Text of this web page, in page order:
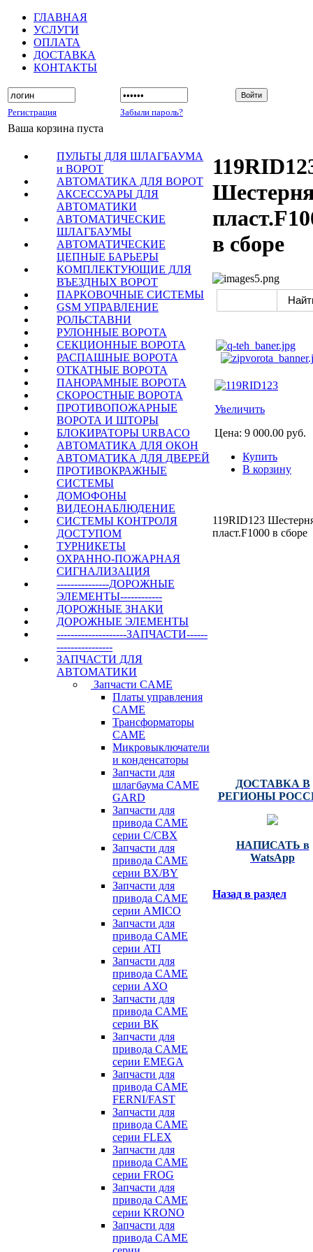
ГЛАВНАЯ
УСЛУГИ
ОПЛАТА
ДОСТАВКА
КОНТАКТЫ
Регистрация Забыли пароль?
Ваша корзина пуста
ПУЛЬТЫ ДЛЯ ШЛАГБАУМА
и ВОРОТ
АВТОМАТИКА ДЛЯ ВОРОТ
АКСЕССУАРЫ ДЛЯ
АВТОМАТИКИ
АВТОМАТИЧЕСКИЕ
ШЛАГБАУМЫ
АВТОМАТИЧЕСКИЕ
ЦЕПНЫЕ БАРЬЕРЫ
КОМПЛЕКТУЮЩИЕ ДЛЯ
ВЪЕЗДНЫХ ВОРОТ
ПАРКОВОЧНЫЕ СИСТЕМЫ
GSM УПРАВЛЕНИЕ
РОЛЬСТАВНИ
РУЛОННЫЕ ВОРОТА
СЕКЦИОННЫЕ ВОРОТА
РАСПАШНЫЕ ВОРОТА
ОТКАТНЫЕ ВОРОТА
ПАНОРАМНЫЕ ВОРОТА
СКОРОСТНЫЕ ВОРОТА
ПРОТИВОПОЖАРНЫЕ
ВОРОТА И ШТОРЫ
БЛОКИРАТОРЫ URBACO
АВТОМАТИКА ДЛЯ ОКОН
АВТОМАТИКА ДЛЯ ДВЕРЕЙ
ПРОТИВОКРАЖНЫЕ
СИСТЕМЫ
ДОМОФОНЫ
ВИДЕОНАБЛЮДЕНИЕ
СИСТЕМЫ КОНТРОЛЯ
ДОСТУПОМ
ТУРНИКЕТЫ
ОХРАННО-ПОЖАРНАЯ
СИГНАЛИЗАЦИЯ
---------------ДОРОЖНЫЕ
ЭЛЕМЕНТЫ------------
ДОРОЖНЫЕ ЗНАКИ
ДОРОЖНЫЕ ЭЛЕМЕНТЫ
--------------------ЗАПЧАСТИ------
----------------
ЗАПЧАСТИ ДЛЯ
АВТОМАТИКИ
Запчасти CAME
Платы управления
CAME
Трансформаторы
CAME
Микровыключатели
и конденсаторы
Запчасти для
шлагбаума CAME
GARD
Запчасти для
привода CAME
серии C/СВХ
Запчасти для
привода CAME
серии ВХ/ВY
Запчасти для
привода CAME
серии AMICO
Запчасти для
привода CAME
серии ATI
Запчасти для
привода CAME
серии АХО
Запчасти для
привода CAME
серии ВК
Запчасти для
привода CAME
серии EMEGA
Запчасти для
привода CAME
FERNI/FAST
Запчасти для
привода CAME
серии FLEX
Запчасти для
привода CAME
серии FROG
Запчасти для
привода CAME
серии KRONO
Запчасти для
привода CAME
в сборе
Увеличить
Цена: 9 000.00 руб.
Купить
В корзину
119RID123
пласт.F1000 в сборе
ДОСТАВКА В
РЕГИОНЫ
НАПИСАТЬ в
WatsApp
Назад в раздел